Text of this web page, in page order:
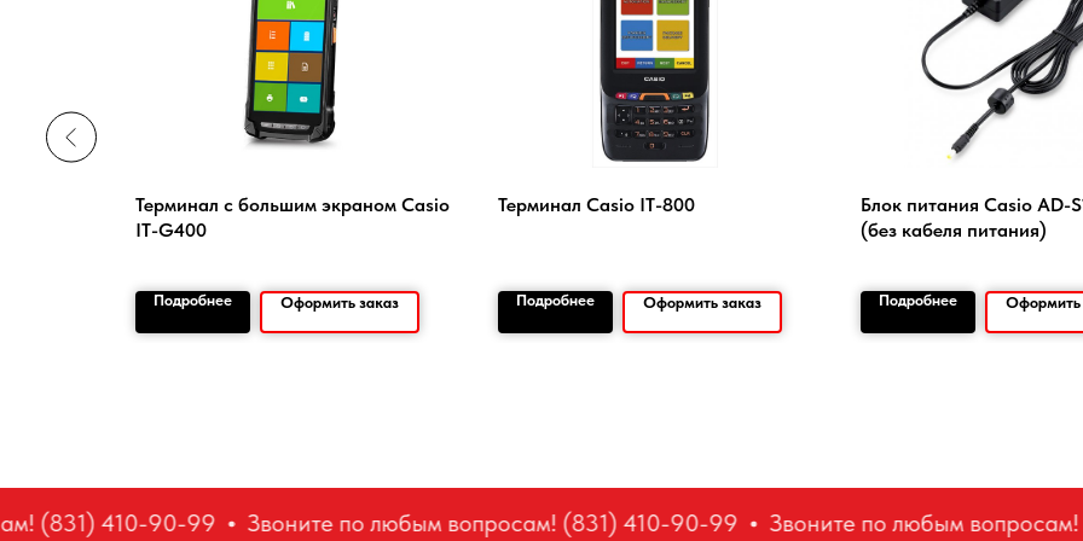
Терминал с большим экраном Casio
IT-G400
Подробнее Оформить заказ
Терминал Casio IT-800
Подробнее Оформить заказ
Блок питания Casio AD-
(без кабеля питания)
Подробнее Оформить
(831) 410-90-99 Звоните по любым вопросам! (831) 410-90-99 Звоните по любым вопросам!